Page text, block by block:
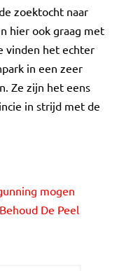
zoektocht naar
hier ook graag met
vinden het echter
in een zeer
Ze zijn het eens
in strijd met de
mogen
De Peel